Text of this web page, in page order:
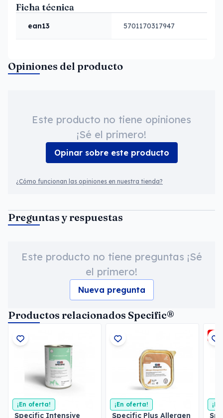
Ficha técnica
ean13 5701170317947
Opiniones del producto
Este producto no tiene opiniones
¡Sé el primero!
Opinar sobre este producto
¿Cómo funcionan las opiniones en nuestra tienda?
Preguntas y respuestas
Este producto no tiene preguntas ¡Sé
el primero!
Nueva pregunta
Productos relacionados Specific®
¡En oferta!
Specific Intensive
¡En oferta!
Specific Plus Allergen
-